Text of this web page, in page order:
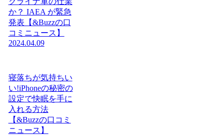
か？ IAEA が緊急
発表【&Buzzの口
コミニュース】
2024.04.09
寝落ちが気持ちい
い!iPhoneの秘密の
設定で快眠を手に
入れる方法
【&Buzzの口コミ
ニュース】